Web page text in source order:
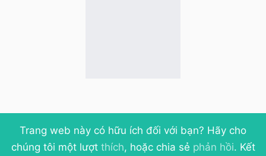
Trang web này có hữu ích đối với bạn? Hãy cho
chúng tôi một lượt thích, hoặc chia sẻ phản hồi. Kết